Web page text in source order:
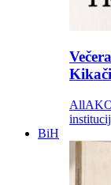
All
BiH